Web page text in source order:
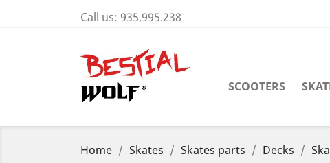
Call us: 935.995.238
SCOOTERS
Home Skates Skates parts Decks